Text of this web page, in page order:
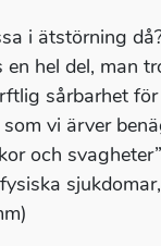
i ätstörning
hel del, man
sårbarhet
vi ärver
och